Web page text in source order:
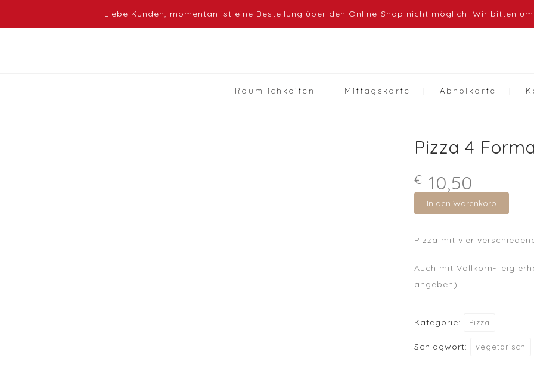
Räumlichkeiten Mittagskarte Abholkarte
Pizza 4
€ 10,50
In den Warenkorb
Pizza mit vier
Auch mit Vollkorn-Teig
angeben)
Kategorie: Pizza
Schlagwort: vegetarisch
Liebe Kunden, momentan ist eine Bestellung über den Online-Shop nicht möglich. Wir bitten